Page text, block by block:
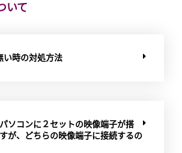
いて
い時の対処方法
ソコンに２セットの映像端子が搭
が、どちらの映像端子に接続するの